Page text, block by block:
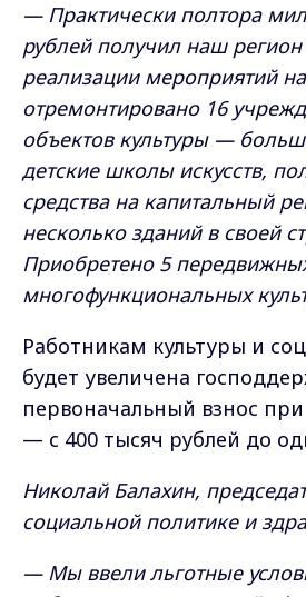
— Практически полтора
рублей получил наш регион
реализации мероприятий
отремонтировано 16
объектов культуры —
детские школы искусств,
средства на капитальный
несколько зданий в своей
Приобретено 5
многофункциональных
Работникам культуры и
будет увеличена
первоначальный взнос
— с 400 тысяч рублей до
Николай Балахин,
социальной политике и
— Мы ввели льготные